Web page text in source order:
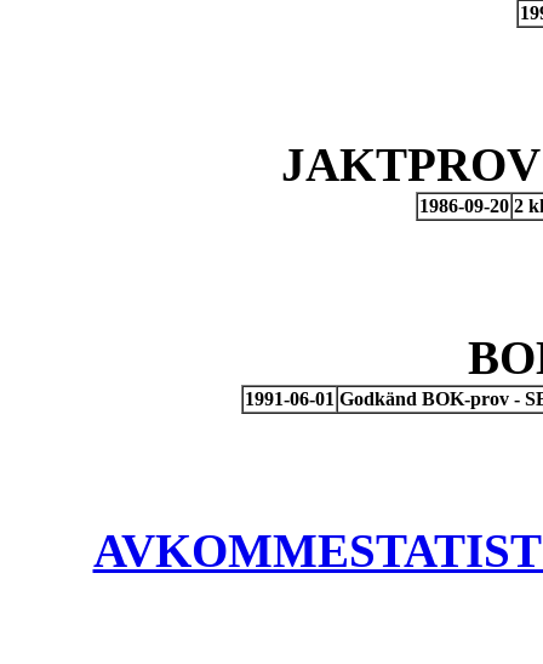
1986-09-20 2
1991-06-01 Godkänd BOK-prov -